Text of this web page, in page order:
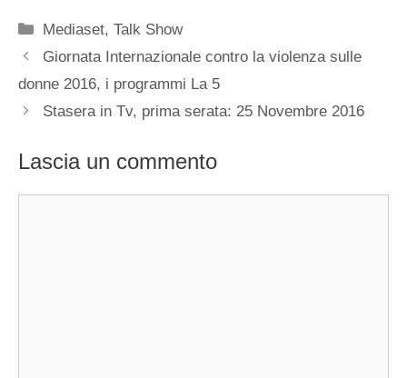
Categorie
Mediaset,Talk Show
Giornata Internazionale contro la violenza sulle
donne 2016, i programmi La 5
Stasera in Tv, prima serata: 25 Novembre 2016
Lascia un commento